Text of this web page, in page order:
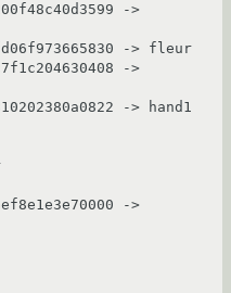
->
-> fleur
->
-> hand1
->